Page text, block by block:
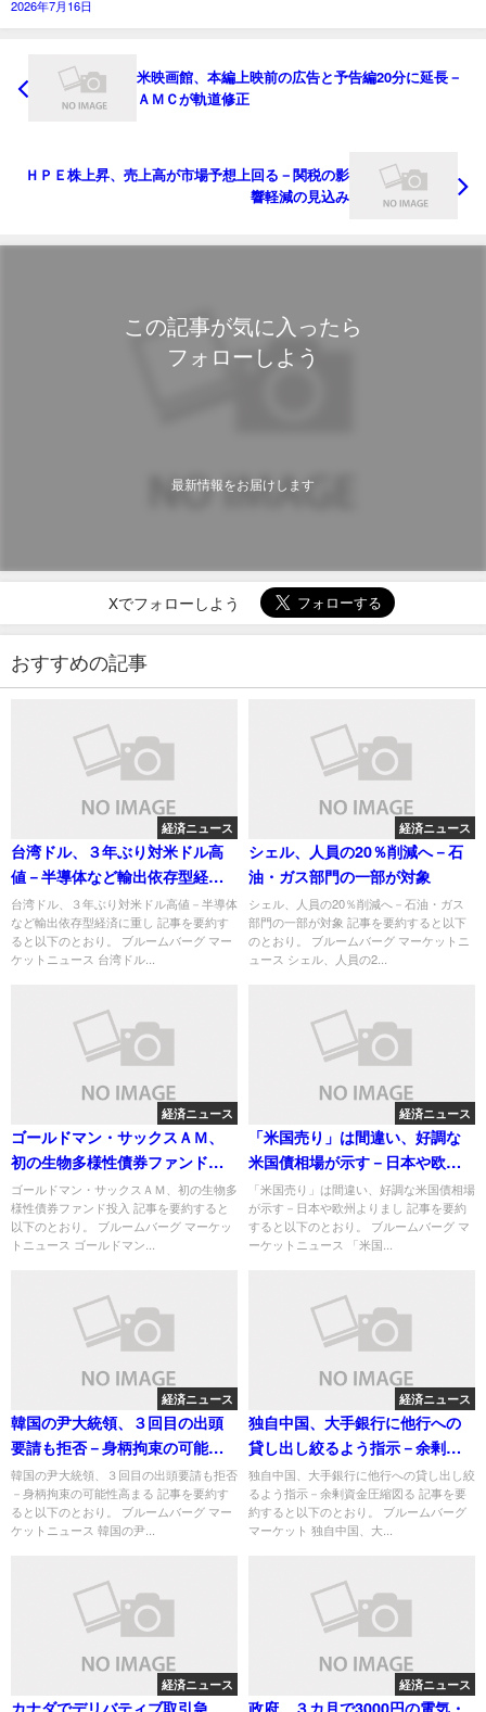
2026年7月16日
米映画館、本編上映前の広告と予告編20分に延長－
ＡＭＣが軌道修正
ＨＰＥ株上昇、売上高が市場予想上回る－関税の影
響軽減の見込み
この記事が気に入ったら
フォローしよう
最新情報をお届けします
Xでフォローしよう
おすすめの記事
経済ニュース
台湾ドル、３年ぶり対米ドル高
値－半導体など輸出依存型経済
に重し
台湾ドル、３年ぶり対米ドル高値－半導体
など輸出依存型経済に重し 記事を要約す
ると以下のとおり。 ブルームバーグ マー
ケットニュース 台湾ドル...
経済ニュース
シェル、人員の20％削減へ－石
油・ガス部門の一部が対象
シェル、人員の20％削減へ－石油・ガス
部門の一部が対象 記事を要約すると以下
のとおり。 ブルームバーグ マーケットニ
ュース シェル、人員の2...
経済ニュース
ゴールドマン・サックスＡＭ、
初の生物多様性債券ファンド投
入
ゴールドマン・サックスＡＭ、初の生物多
様性債券ファンド投入 記事を要約すると
以下のとおり。 ブルームバーグ マーケッ
トニュース ゴールドマン...
経済ニュース
「米国売り」は間違い、好調な
米国債相場が示す－日本や欧州
よりまし
「米国売り」は間違い、好調な米国債相場
が示す－日本や欧州よりまし 記事を要約
すると以下のとおり。 ブルームバーグ マ
ーケットニュース 「米国...
経済ニュース
韓国の尹大統領、３回目の出頭
要請も拒否－身柄拘束の可能性
高まる
韓国の尹大統領、３回目の出頭要請も拒否
－身柄拘束の可能性高まる 記事を要約す
ると以下のとおり。 ブルームバーグ マー
ケットニュース 韓国の尹...
経済ニュース
独自中国、大手銀行に他行への
貸し出し絞るよう指示－余剰資
金圧縮図る
独自中国、大手銀行に他行への貸し出し絞
るよう指示－余剰資金圧縮図る 記事を要
約すると以下のとおり。 ブルームバーグ
マーケット 独自中国、大...
経済ニュース 経済ニュース